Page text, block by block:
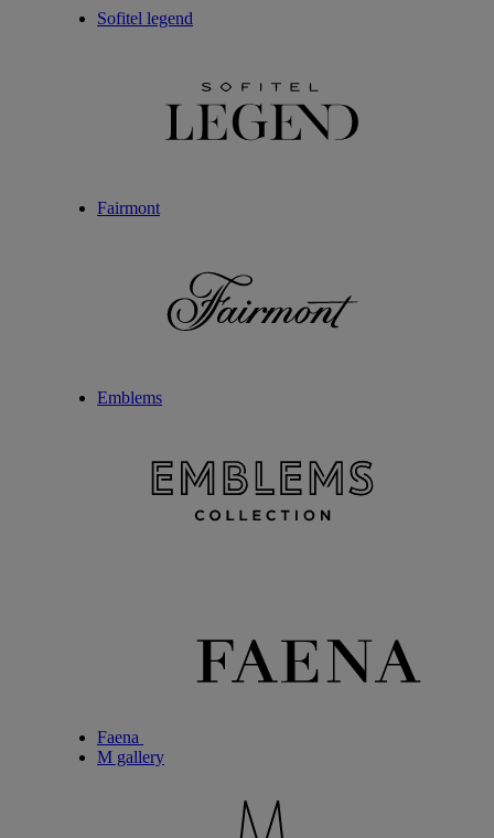
Sofitel legend
Fairmont
Emblems
Faena
M gallery